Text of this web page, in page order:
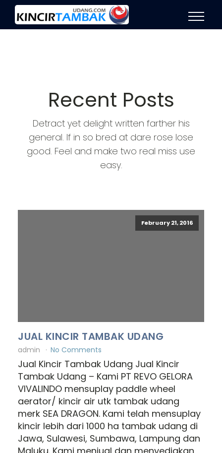
Recent Posts
Detract yet delight written farther his
general. If in so bred at dare rose lose
good. Feel and make two real miss use
easy.
February 21, 2016
JUAL KINCIR TAMBAK UDANG
admin No Comments
Jual Kincir Tambak Udang Jual Kincir
Tambak Udang – Kami PT REVO GELORA
VIVALINDO mensuplay paddle wheel
aerator/ kincir air utk tambak udang
merk SEA DRAGON. Kami telah mensuplay
kincir lebih dari 1000 ha tambak udang di
Jawa, Sulawesi, Sumbawa, Lampung dan